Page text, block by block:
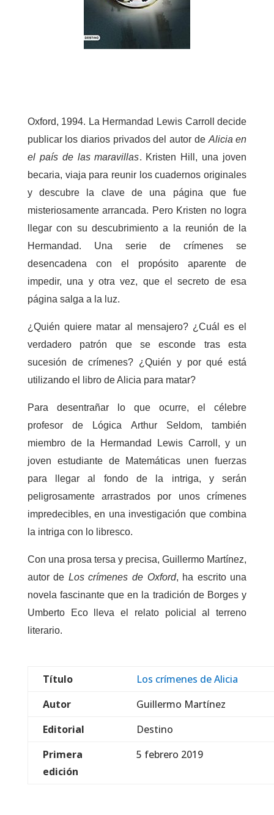
Oxford, 1994. La Hermandad Lewis Carroll decide
publicar los diarios privados del autor de Alicia en
el país de las maravillas. Kristen Hill, una joven
becaria, viaja para reunir los cuadernos originales
y descubre la clave de una página que fue
misteriosamente arrancada. Pero Kristen no logra
llegar con su descubrimiento a la reunión de la
Hermandad. Una serie de crímenes se
desencadena con el propósito aparente de
impedir, una y otra vez, que el secreto de esa
página salga a la luz.
¿Quién quiere matar al mensajero? ¿Cuál es el
verdadero patrón que se esconde tras esta
sucesión de crímenes? ¿Quién y por qué está
utilizando el libro de Alicia para matar?
Para desentrañar lo que ocurre, el célebre
profesor de Lógica Arthur Seldom, también
miembro de la Hermandad Lewis Carroll, y un
joven estudiante de Matemáticas unen fuerzas
para llegar al fondo de la intriga, y serán
peligrosamente arrastrados por unos crímenes
impredecibles, en una investigación que combina
la intriga con lo libresco.
Con una prosa tersa y precisa, Guillermo Martínez,
autor de Los crímenes de Oxford, ha escrito una
novela fascinante que en la tradición de Borges y
Umberto Eco lleva el relato policial al terreno
literario.
Título
Los crímenes de Alicia
Autor
Guillermo Martínez
Editorial
Destino
Primera
edición
5 febrero 2019